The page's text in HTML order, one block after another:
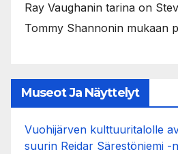
Ray Vaughanin tarina on
Tommy Shannonin mukaan
Museot Ja Näyttelyt
Vuohijärven kulttuuritalolle
suurin Reidar Särestöniemi -